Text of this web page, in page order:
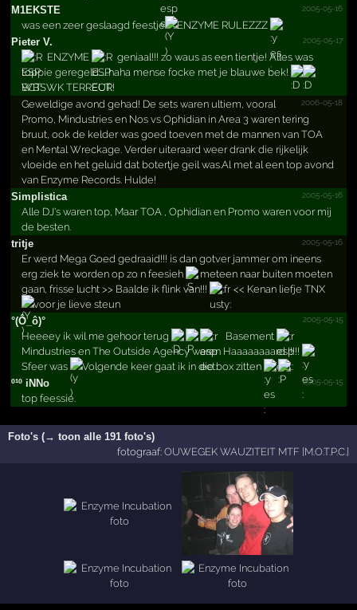
M1EKSTE
2005-05-16
was een zeer geslaagd feestje
ENZYME RULEZZZ
Pieter V.
2005-05-17
ENZYME
geniaal!!! zo waus as een tientje! Alles was
toppie geregeld......haha mense focke met je blauwe bek!
WBSWK TERREUR!
2006-05-18
Geweldige avond gehad! De sets waren ultiem, voora­l
Promo, Mindustries en Nos vs Ophidian in Area 3 ­waren tering
bruut, ook de kelder was goed toeven ­met de mannen van TOA
en Mental Wreckage. Verder u­iteraard weer drank die rijkelijk
vloeide en het g­eluid dat botertje geil was.Al met al een top avon­d
van Enzyme Records. Hulde!
Simplistica
2005-05-16
Alle DJ's waren top, Maar TOA , Ophidian en Promo waren voor mij
de besten.
tritje
2005-05-16
Er werd Mega Goed gedraaid!!! is dan gotver jammer om ineens
erg ziek te worden op zo n feesieh
meteen naar buiten moeten
gaan, frisse lucht >> Baalde ik flink van!!!
<< Kenan liefje TNX
voor je lieve steun
°(Ô_ô)°
2005-05-15
Heeeey ik wil me gehoor terug
Basement
Mindustries en The Outside Agency waren Haaaaaaaard !!!!!
Sfeer was
Volgende keer gaat ik in die box zitten
º¹º iNNo
2005-05-15
top feessie.
Foto's (→ toon alle 191 foto's)
fotograaf: OUWEGEK WAUZITEIT MTF [M.O.T.P.C.]